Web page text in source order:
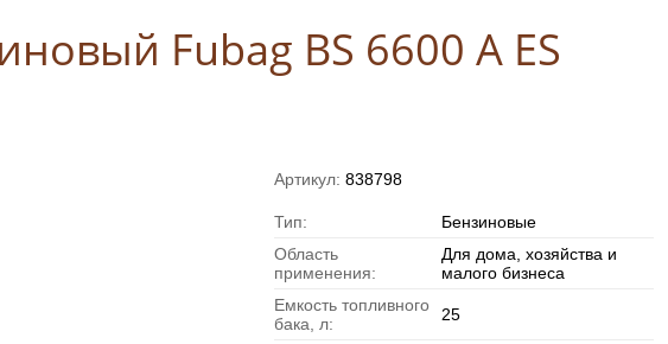
Fubag BS 6600 A ES
Артикул: 838798
Тип:
Бензиновые
Область
применения:
Для дома, хозяйства и
малого бизнеса
Емкость топливного
бака, л:
25